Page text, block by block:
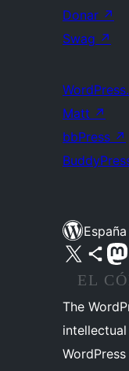
Donar ↗
Swag ↗
Matt ↗
bbPress ↗
España
Visita nuestra cuenta de X (anteriormente Twitter)
Visita nuestra
Visita
EL
The